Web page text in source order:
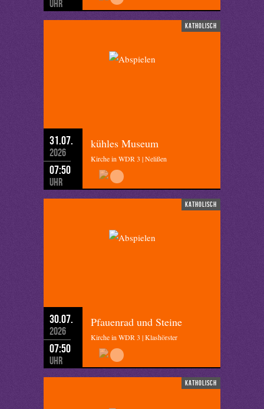
Uhr
katholisch
31.07.
2026
07:50
Uhr
kühles Museum
Kirche in WDR 3 | Nelißen
katholisch
30.07.
2026
07:50
Uhr
Pfauenrad und Steine
Kirche in WDR 3 | Klashörster
katholisch